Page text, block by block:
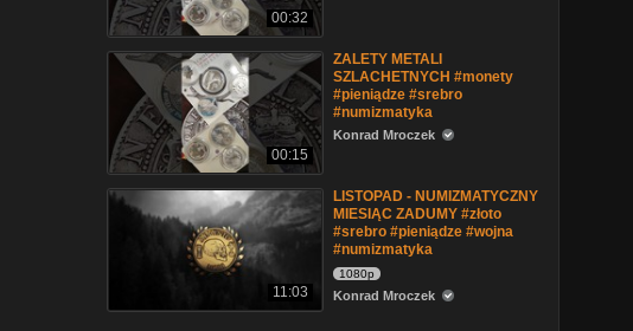
00:32
00:15
ZALETY METALI
SZLACHETNYCH #monety
#pieniądze #srebro
#numizmatyka
Konrad Mroczek
11:03
LISTOPAD - NUMIZMATYCZNY
MIESIĄC ZADUMY #złoto
#srebro #pieniądze #wojna
#numizmatyka
1080p
Konrad Mroczek